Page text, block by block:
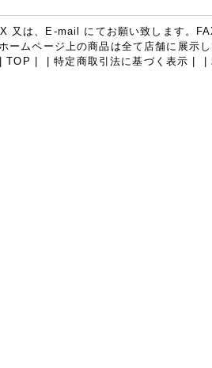
又は、E-mail にてお願い致します。
ームページ上の商品は全て店舗に展示
|TOP |特定商取引法に基づく表示 |